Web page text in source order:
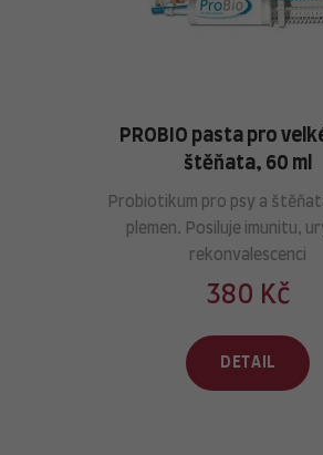
PROBIO pasta pro
štěňata, 60 ml
Probiotikum pro psy a
plemen. Posiluje imunitu,
rekonvalescenci
380 Kč
DETAIL